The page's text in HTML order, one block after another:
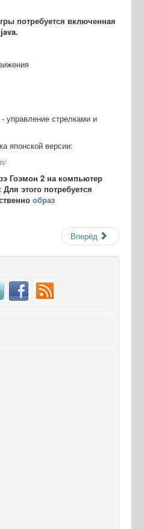
потребуется включенная
java.
управление стрелками и
японской версии:
Гоэмон 2 на компьютер
этого потребуется
образ
Вперёд